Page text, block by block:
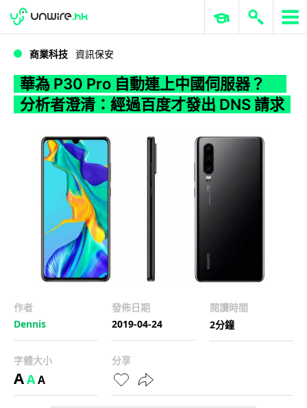
WWDC 2026 ERP 與商業 AI
商業科技 資訊保安
華為 P30 Pro 自動連上中國伺服器？
分析者澄清：經過百度才發出 DNS 請求
作者
Dennis
發佈日期
2019-04-24
閱讀時間
2分鐘
字體大小
AAA
分享